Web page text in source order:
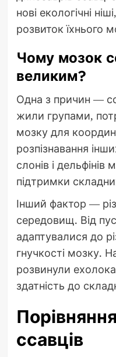
нові екологічні
розвиток їхнього
Чому мозок
великим?
Одна з причин —
жили групами,
мозку для
розпізнавання
слонів і
підтримки
Інший фактор —
середовищ. Від
адаптувалися до
гнучкості мозку.
розвинули
здатність до
ссавців